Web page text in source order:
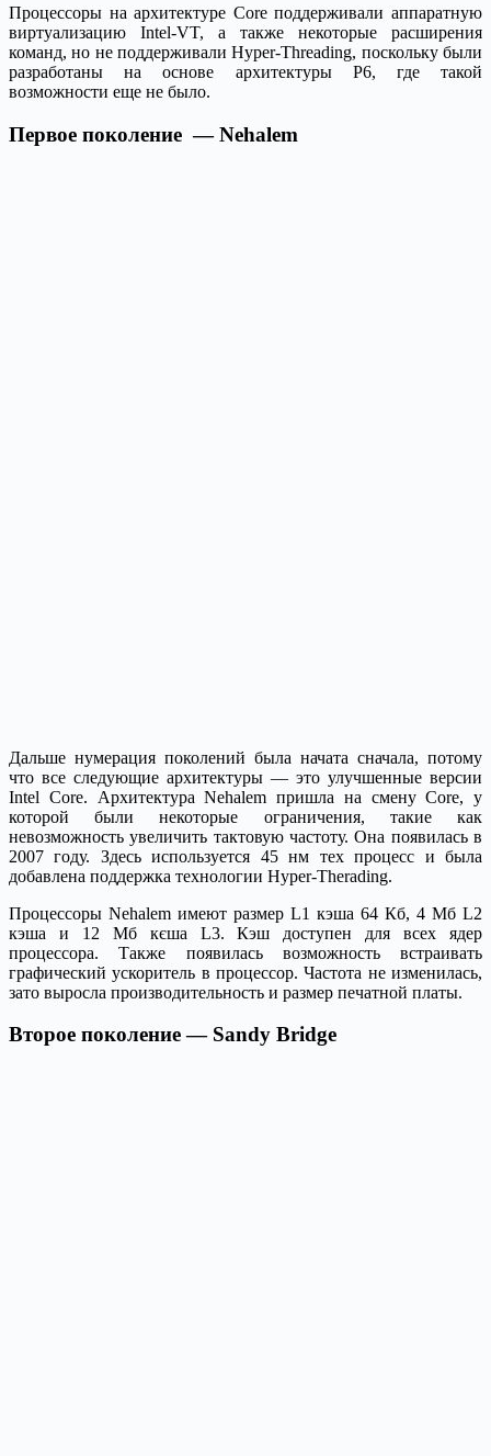
Процессоры на архитектуре Core поддерживали аппаратную
виртуализацию Intel-VT, а также некоторые расширения
команд, но не поддерживали Hyper-Threading, поскольку были
разработаны на основе архитектуры P6, где такой
возможности еще не было.
Первое поколение — Nehalem
Дальше нумерация поколений была начата сначала, потому
что все следующие архитектуры — это улучшенные версии
Intel Core. Архитектура Nehalem пришла на смену Core, у
которой были некоторые ограничения, такие как
невозможность увеличить тактовую частоту. Она появилась в
2007 году. Здесь используется 45 нм тех процесс и была
добавлена поддержка технологии Hyper-Therading.
Процессоры Nehalem имеют размер L1 кэша 64 Кб, 4 Мб L2
кэша и 12 Мб кєша L3. Кэш доступен для всех ядер
процессора. Также появилась возможность встраивать
графический ускоритель в процессор. Частота не изменилась,
зато выросла производительность и размер печатной платы.
Второе поколение — Sandy Bridge